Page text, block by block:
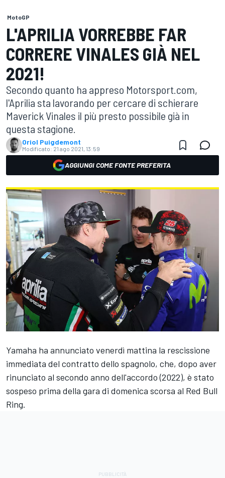
MotoGP
L'APRILIA VORREBBE FAR
CORRERE VINALES GIÀ NEL
2021!
Secondo quanto ha appreso Motorsport.com,
l'Aprilia sta lavorando per cercare di schierare
Maverick Vinales il più presto possibile già in
questa stagione.
Oriol Puigdemont
Modificato: 21 ago 2021, 13:59
AGGIUNGI COME FONTE PREFERITA
Yamaha ha annunciato venerdì mattina la rescissione
immediata del contratto dello spagnolo, che, dopo aver
rinunciato al secondo anno dell'accordo (2022), è stato
sospeso prima della gara di domenica scorsa al Red Bull
Ring.